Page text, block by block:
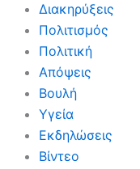
Διακηρύξεις
Πολιτισμός
Πολιτική
Απόψεις
Βουλή
Υγεία
Εκδηλώσεις
Βίντεο